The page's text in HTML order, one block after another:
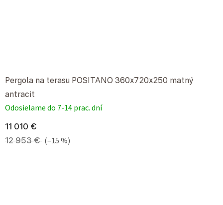
Pergola na terasu POSITANO 360x720x250 matný
antracit
Odosielame do 7-14 prac. dní
11 010 €
12 953 € (–15 %)